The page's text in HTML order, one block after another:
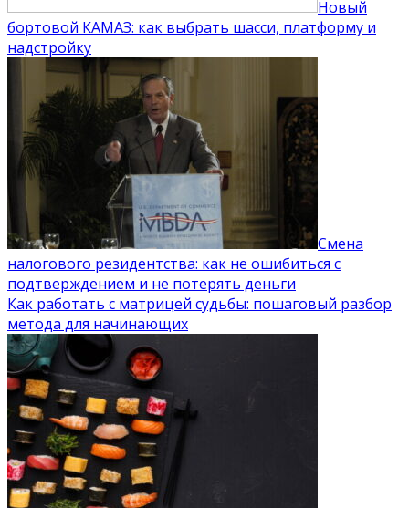
Новый
бортовой КАМАЗ: как выбрать шасси, платформу и
надстройку
Смена
налогового резидентства: как не ошибиться с
подтверждением и не потерять деньги
Как работать с матрицей судьбы: пошаговый разбор
метода для начинающих